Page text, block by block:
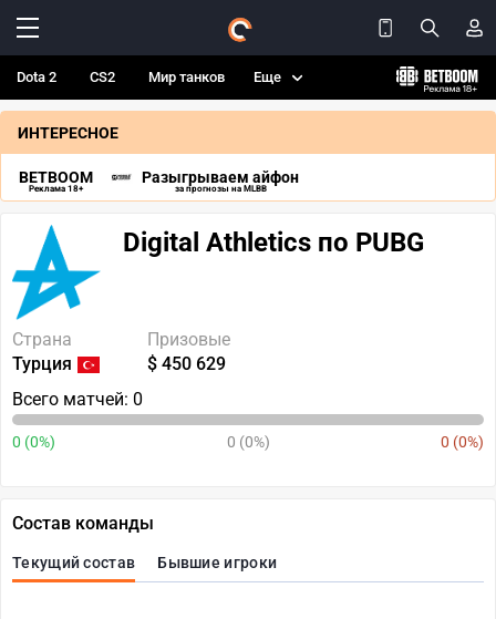
Dota 2 CS2 Мир танков Еще
ИНТЕРЕСНОЕ
BETBOOM
Реклама 18+
Разыгрываем айфон
за прогнозы на MLBB
Digital Athletics по PUBG
Страна
Турция
Призовые
$ 450 629
Всего матчей: 0
0 (0%) 0 (0%) 0 (0%)
Состав команды
Текущий состав Бывшие игроки